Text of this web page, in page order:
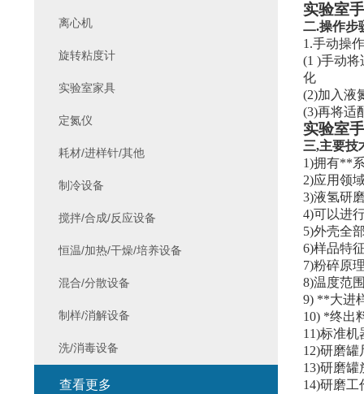
实验室
二.操作步
1.手动操作
(1 )手动
化
(2)加入液
(3)再将适
实验室
三,主要技
1)拥有**
2)应用领
3)液氢研
4)可以进
5)外壳全
6)样品特
7)粉碎原
8)温度范
9) **大进
10) *终出
11)标准
12)研磨罐
13)研磨
14)研磨工
离心机
旋转粘度计
实验室家具
定氮仪
耗材/进样针/其他
制冷设备
搅拌/合成/反应设备
恒温/加热/干燥/培养设备
混合/分散设备
制样/消解设备
洗/消毒设备
查看更多